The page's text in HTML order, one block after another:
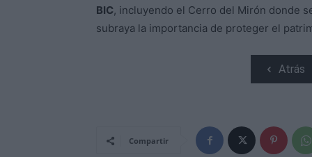
BIC, incluyendo el Cerro del Mirón donde
subraya la importancia de proteger el
Atrás
Compartir